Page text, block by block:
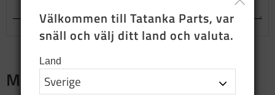
Merch
Välkommen till Tatanka Parts, var
snäll och välj ditt land och valuta.
Land